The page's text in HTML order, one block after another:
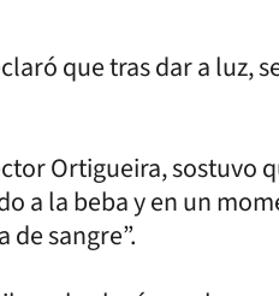
que tras dar a luz,
Ortigueira, sostuvo
a la beba y en un
sangre”.